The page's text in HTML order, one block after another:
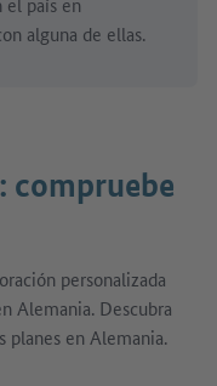
alguna de ellas.
compruebe
personalizada
Alemania. Descubra
planes en Alemania.